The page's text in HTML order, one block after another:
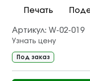
Печать
Артикул: W-02-019
Узнать цену
Под заказ